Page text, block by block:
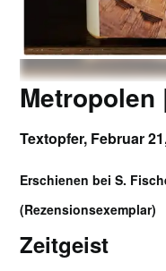
Metropolen
Textopfer, Februar
Erschienen bei S.
(Rezensionsexemplar)
Zeitgeist